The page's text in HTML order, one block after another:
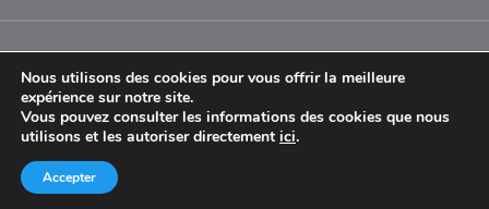
© Copyright 2024 – Festival International de Géographie
Mentions légales
Nous utilisons des cookies pour vous offrir la meilleure
expérience sur notre site.
Vous pouvez consulter les informations des cookies que nous
utilisons et les autoriser directement ici.
Accepter